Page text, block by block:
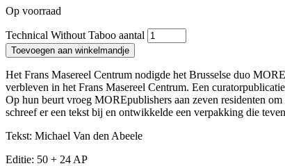
Op voorraad
Technical Without Taboo aantal
Toevoegen aan winkelmandje
Het Frans Masereel Centrum nodigde het Brusselse duo
verbleven in het Frans Masereel Centrum. Een
Op hun beurt vroeg MOREpublishers aan zeven residenten
schreef er een tekst bij en ontwikkelde een verpakking die
Tekst: Michael Van den Abeele
Editie: 50 + 24 AP